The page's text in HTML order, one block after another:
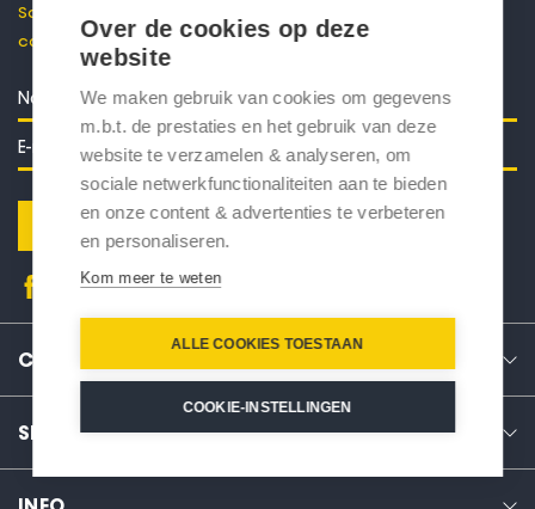
Schrijf je in voor onze nieuwsbrief en ontvang direct een
code voor 10% korting in je mailbox.
Verstuur
CONTACT
SERVICE
Over de cookies op deze
website
We maken gebruik van cookies om gegevens
m.b.t. de prestaties en het gebruik van deze
website te verzamelen & analyseren, om
sociale netwerkfunctionaliteiten aan te bieden
en onze content & advertenties te verbeteren
en personaliseren.
Kom meer te weten
ALLE COOKIES TOESTAAN
COOKIE-INSTELLINGEN